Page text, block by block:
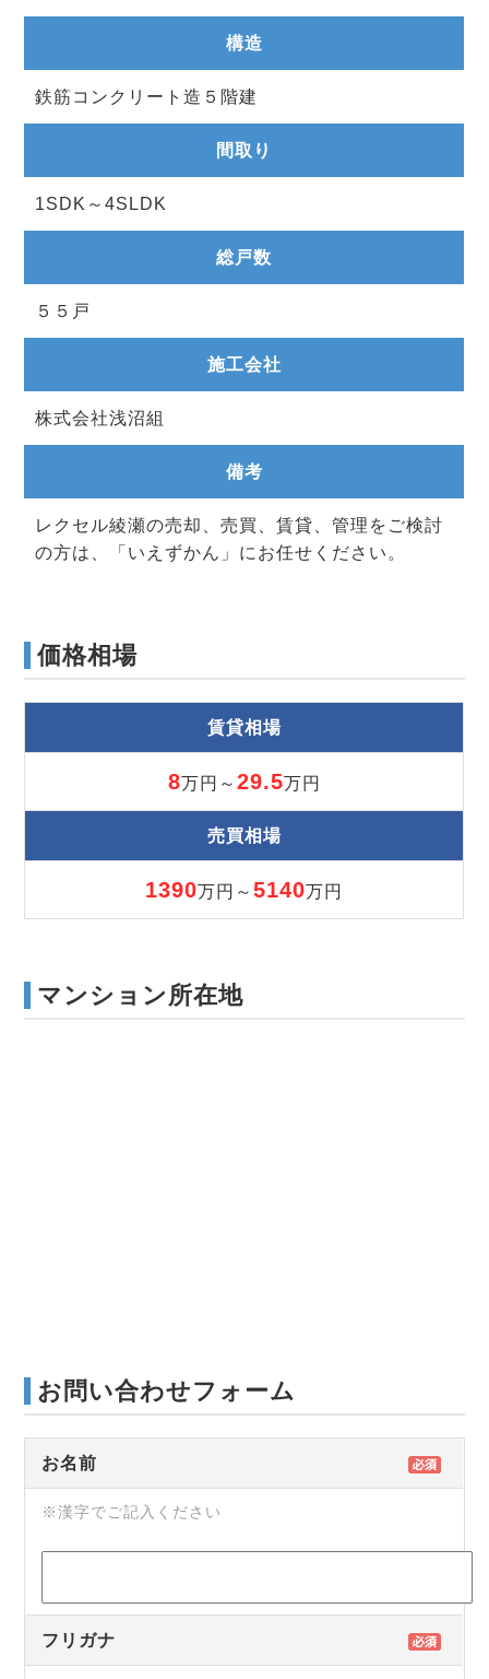
構造
鉄筋コンクリート造５階建
間取り
1SDK～4SLDK
総戸数
５５戸
施工会社
株式会社浅沼組
備考
レクセル綾瀬の売却、売買、賃貸、管理をご検討
の方は、「いえずかん」にお任せください。
価格相場
賃貸相場
8万円～ 29.5万円
売買相場
1390万円～5140万円
マンション所在地
お問い合わせフォーム
お名前
※漢字でご記入ください
フリガナ